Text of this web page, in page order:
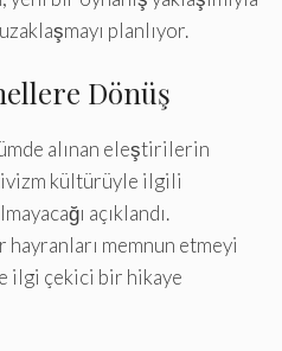
planlıyor.
Dönüş
alınan eleştirilerin
kültürüyle ilgili
açıklandı.
memnun etmeyi
ilgi çekici bir hikaye